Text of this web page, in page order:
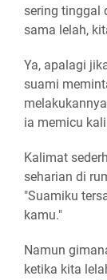
sering tinggal
sama lelah,
Ya, apalagi
suami
ia memicu
Kalimat
seharian di
"Suamiku
kamu."
Namun
ketika kita